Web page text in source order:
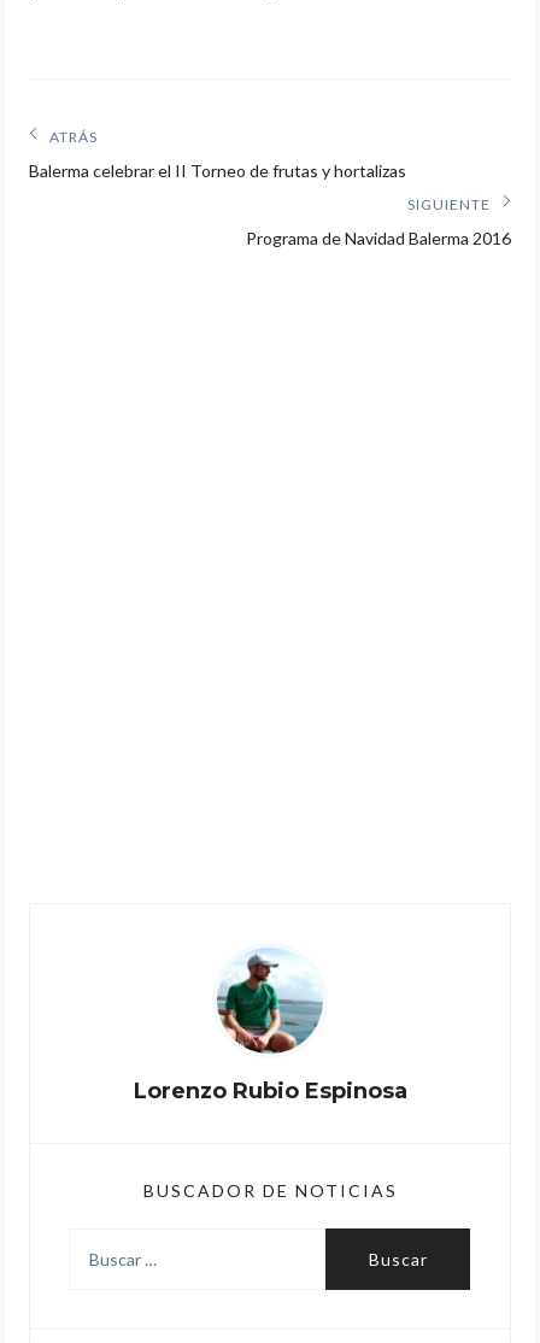
Navegación
de
ATRÁS
Artículos
Balerma celebrar el II Torneo de frutas y hortalizas
SIGUIENTE
Siguiente
Programa de Navidad Balerma 2016
Lorenzo Rubio Espinosa
BUSCADOR DE NOTICIAS